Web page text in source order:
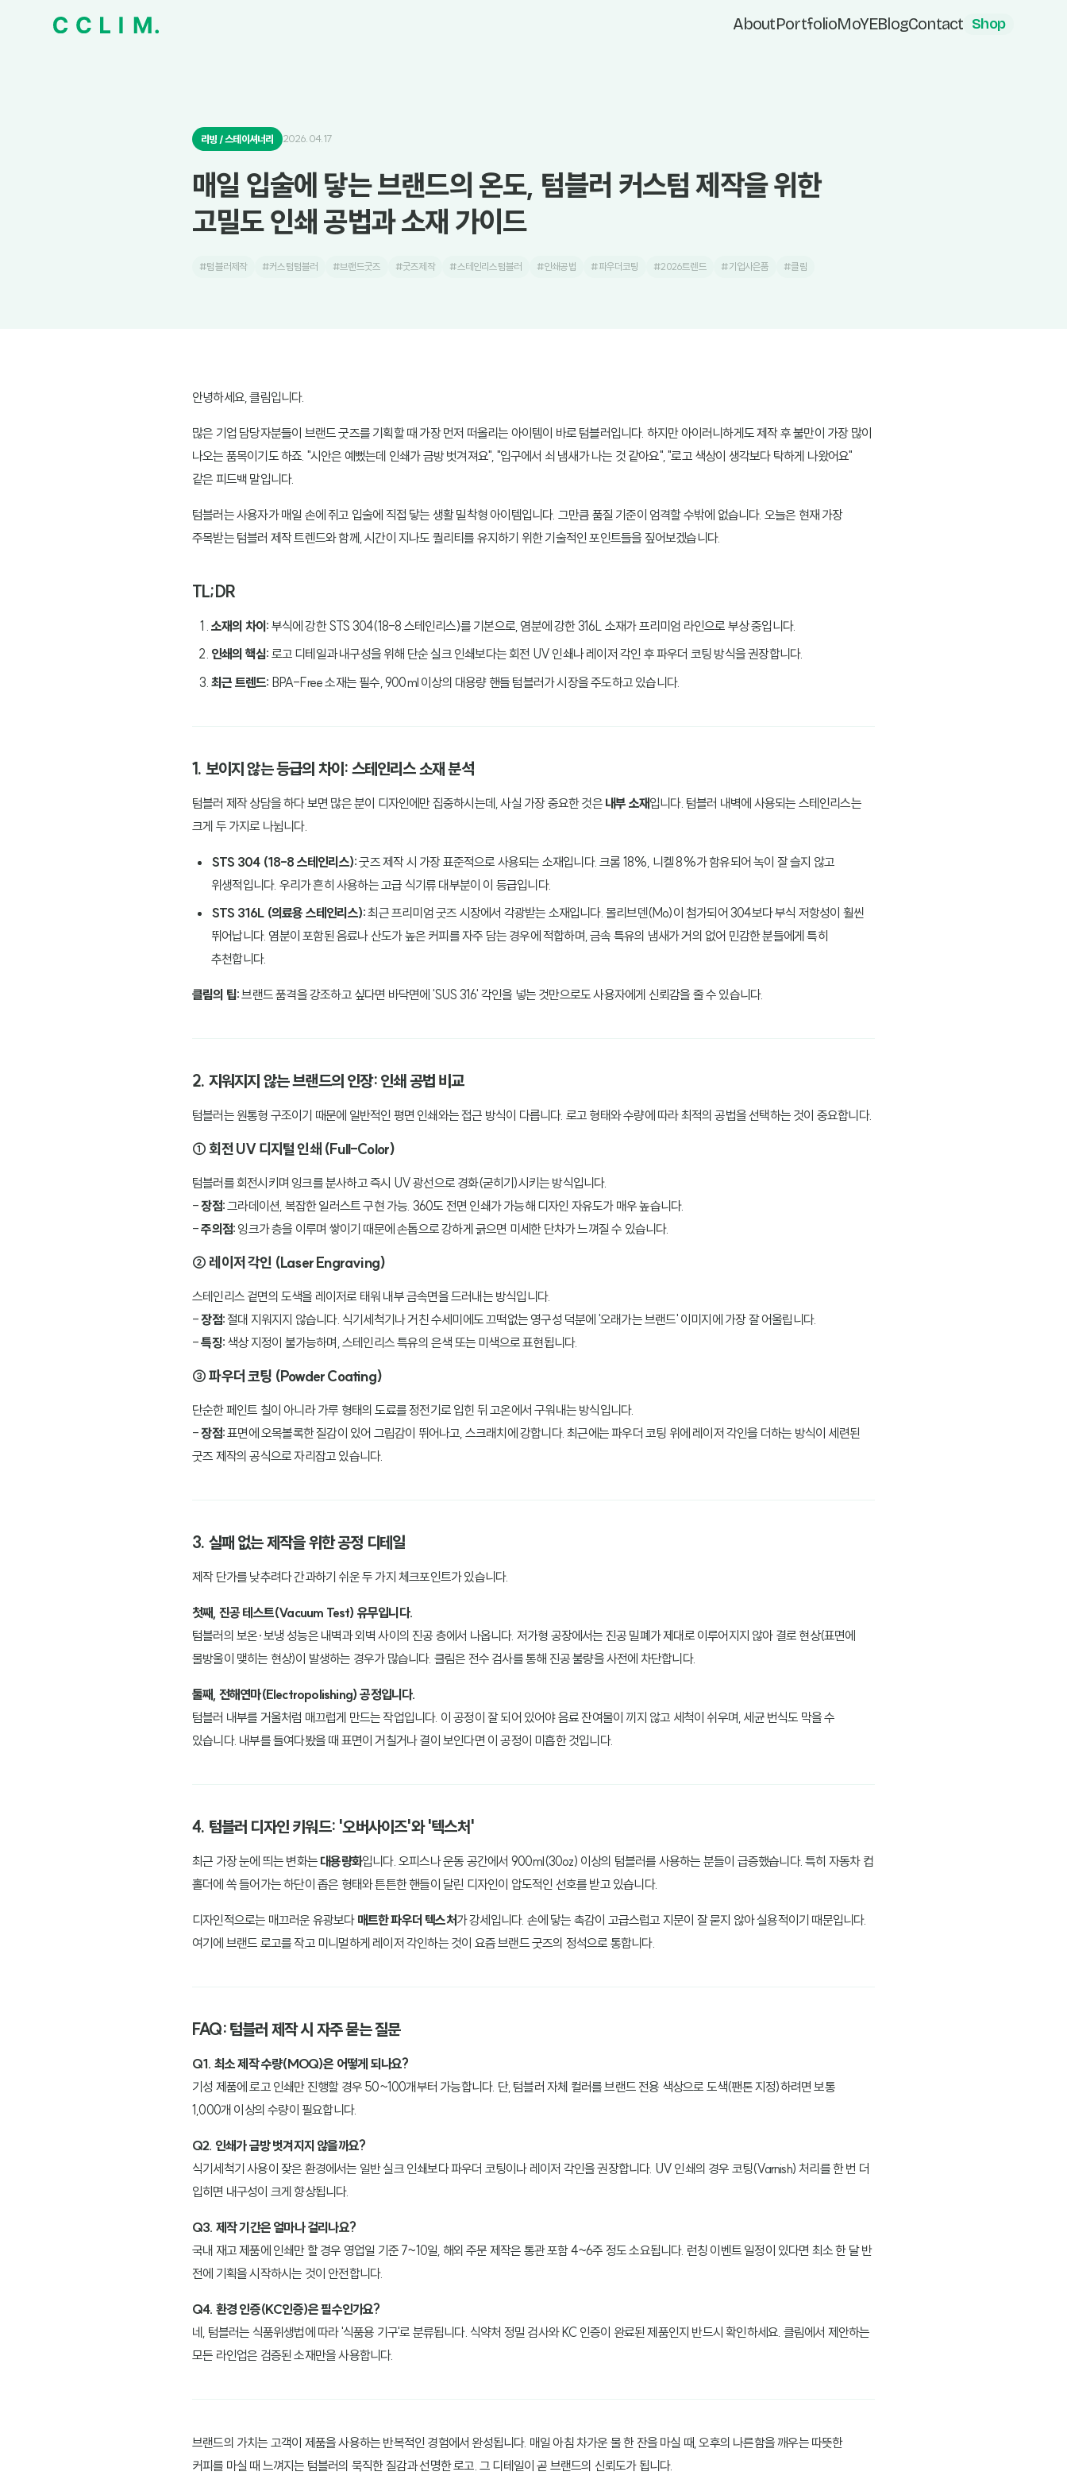
AboutPortfolioMoYEBlogContact Shop
리빙 / 스테이셔너리 2026.04.17
매일 입술에 닿는 브랜드의 온도, 텀블러 커스텀 제작을 위한
고밀도 인쇄 공법과 소재 가이드
#텀블러제작 #커스텀텀블러 #브랜드굿즈 #굿즈제작 #스테인리스텀블러 #인쇄공법 #파우더코팅 #2026트렌드 #기업사은품 #클림
안녕하세요, 클림입니다.
많은 기업 담당자분들이 브랜드 굿즈를 기획할 때 가장 먼저 떠올리는 아이템이 바로 텀블러입니다. 하지만 아이러니하게도 제작 후 불만이 가장 많이
나오는 품목이기도 하죠. "시안은 예뻤는데 인쇄가 금방 벗겨져요", "입구에서 쇠 냄새가 나는 것 같아요", "로고 색상이 생각보다 탁하게 나왔어요"
같은 피드백 말입니다.
텀블러는 사용자가 매일 손에 쥐고 입술에 직접 닿는 생활 밀착형 아이템입니다. 그만큼 품질 기준이 엄격할 수밖에 없습니다. 오늘은 현재 가장
주목받는 텀블러 제작 트렌드와 함께, 시간이 지나도 퀄리티를 유지하기 위한 기술적인 포인트들을 짚어보겠습니다.
TL;DR
소재의 차이: 부식에 강한 STS 304(18-8 스테인리스)를 기본으로, 염분에 강한 316L 소재가 프리미엄 라인으로 부상 중입니다.
인쇄의 핵심: 로고 디테일과 내구성을 위해 단순 실크 인쇄보다는 회전 UV 인쇄나 레이저 각인 후 파우더 코팅 방식을 권장합니다.
최근 트렌드: BPA-Free 소재는 필수, 900ml 이상의 대용량 핸들 텀블러가 시장을 주도하고 있습니다.
1. 보이지 않는 등급의 차이: 스테인리스 소재 분석
텀블러 제작 상담을 하다 보면 많은 분이 디자인에만 집중하시는데, 사실 가장 중요한 것은 내부 소재입니다. 텀블러 내벽에 사용되는 스테인리스는
크게 두 가지로 나뉩니다.
STS 304 (18-8 스테인리스):굿즈 제작 시 가장 표준적으로 사용되는 소재입니다. 크롬 18%, 니켈 8%가 함유되어 녹이 잘 슬지 않고
위생적입니다. 우리가 흔히 사용하는 고급 식기류 대부분이 이 등급입니다.
STS 316L (의료용 스테인리스):최근 프리미엄 굿즈 시장에서 각광받는 소재입니다. 몰리브덴(Mo)이 첨가되어 304보다 부식 저항성이 훨씬
뛰어납니다. 염분이 포함된 음료나 산도가 높은 커피를 자주 담는 경우에 적합하며, 금속 특유의 냄새가 거의 없어 민감한 분들에게 특히
추천합니다.
클림의 팁:브랜드 품격을 강조하고 싶다면 바닥면에 'SUS 316' 각인을 넣는 것만으로도 사용자에게 신뢰감을 줄 수 있습니다.
2. 지워지지 않는 브랜드의 인장: 인쇄 공법 비교
텀블러는 원통형 구조이기 때문에 일반적인 평면 인쇄와는 접근 방식이 다릅니다. 로고 형태와 수량에 따라 최적의 공법을 선택하는 것이 중요합니다.
① 회전 UV 디지털 인쇄 (Full-Color)
텀블러를 회전시키며 잉크를 분사하고 즉시 UV 광선으로 경화(굳히기)시키는 방식입니다.
-장점:그라데이션, 복잡한 일러스트 구현 가능. 360도 전면 인쇄가 가능해 디자인 자유도가 매우 높습니다.
-주의점: 잉크가 층을 이루며 쌓이기 때문에 손톱으로 강하게 긁으면 미세한 단차가 느껴질 수 있습니다.
② 레이저 각인 (Laser Engraving)
스테인리스 겉면의 도색을 레이저로 태워 내부 금속면을 드러내는 방식입니다.
-장점:절대 지워지지 않습니다. 식기세척기나 거친 수세미에도 끄떡없는 영구성 덕분에 '오래가는 브랜드' 이미지에 가장 잘 어울립니다.
-특징: 색상 지정이 불가능하며, 스테인리스 특유의 은색 또는 미색으로 표현됩니다.
③ 파우더 코팅 (Powder Coating)
단순한 페인트 칠이 아니라 가루 형태의 도료를 정전기로 입힌 뒤 고온에서 구워내는 방식입니다.
-장점:표면에 오목볼록한 질감이 있어 그립감이 뛰어나고, 스크래치에 강합니다. 최근에는 파우더 코팅 위에 레이저 각인을 더하는 방식이 세련된
굿즈 제작의 공식으로 자리잡고 있습니다.
3. 실패 없는 제작을 위한 공정 디테일
제작 단가를 낮추려다 간과하기 쉬운 두 가지 체크포인트가 있습니다.
첫째, 진공 테스트(Vacuum Test) 유무입니다.
텀블러의 보온·보냉 성능은 내벽과 외벽 사이의 진공 층에서 나옵니다. 저가형 공장에서는 진공 밀폐가 제대로 이루어지지 않아 결로 현상(표면에
물방울이 맺히는 현상)이 발생하는 경우가 많습니다. 클림은 전수 검사를 통해 진공 불량을 사전에 차단합니다.
둘째, 전해연마(Electropolishing) 공정입니다.
텀블러 내부를 거울처럼 매끄럽게 만드는 작업입니다. 이 공정이 잘 되어 있어야 음료 잔여물이 끼지 않고 세척이 쉬우며, 세균 번식도 막을 수
있습니다. 내부를 들여다봤을 때 표면이 거칠거나 결이 보인다면 이 공정이 미흡한 것입니다.
4. 텀블러 디자인 키워드: '오버사이즈'와 '텍스처'
최근 가장 눈에 띄는 변화는 대용량화입니다. 오피스나 운동 공간에서 900ml(30oz) 이상의 텀블러를 사용하는 분들이 급증했습니다. 특히 자동차 컵
홀더에 쏙 들어가는 하단이 좁은 형태와 튼튼한 핸들이 달린 디자인이 압도적인 선호를 받고 있습니다.
디자인적으로는 매끄러운 유광보다 매트한 파우더 텍스처가 강세입니다. 손에 닿는 촉감이 고급스럽고 지문이 잘 묻지 않아 실용적이기 때문입니다.
여기에 브랜드 로고를 작고 미니멀하게 레이저 각인하는 것이 요즘 브랜드 굿즈의 정석으로 통합니다.
FAQ: 텀블러 제작 시 자주 묻는 질문
Q1. 최소 제작 수량(MOQ)은 어떻게 되나요?
기성 제품에 로고 인쇄만 진행할 경우 50~100개부터 가능합니다. 단, 텀블러 자체 컬러를 브랜드 전용 색상으로 도색(팬톤 지정)하려면 보통
1,000개 이상의 수량이 필요합니다.
Q2. 인쇄가 금방 벗겨지지 않을까요?
식기세척기 사용이 잦은 환경에서는 일반 실크 인쇄보다 파우더 코팅이나 레이저 각인을 권장합니다. UV 인쇄의 경우 코팅(Varnish) 처리를 한 번 더
입히면 내구성이 크게 향상됩니다.
Q3. 제작 기간은 얼마나 걸리나요?
국내 재고 제품에 인쇄만 할 경우 영업일 기준 7~10일, 해외 주문 제작은 통관 포함 4~6주 정도 소요됩니다. 런칭 이벤트 일정이 있다면 최소 한 달 반
전에 기획을 시작하시는 것이 안전합니다.
Q4. 환경 인증(KC인증)은 필수인가요?
네, 텀블러는 식품위생법에 따라 '식품용 기구'로 분류됩니다. 식약처 정밀 검사와 KC 인증이 완료된 제품인지 반드시 확인하세요. 클림에서 제안하는
모든 라인업은 검증된 소재만을 사용합니다.
브랜드의 가치는 고객이 제품을 사용하는 반복적인 경험에서 완성됩니다. 매일 아침 차가운 물 한 잔을 마실 때, 오후의 나른함을 깨우는 따뜻한
커피를 마실 때 느껴지는 텀블러의 묵직한 질감과 선명한 로고. 그 디테일이 곧 브랜드의 신뢰도가 됩니다.